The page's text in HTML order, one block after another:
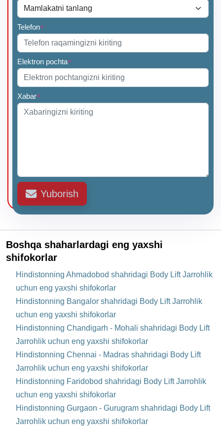
Telefon*
Elektron pochta*
Xabar*
Yuborish
Boshqa shaharlardagi eng yaxshi
shifokorlar
Hindistonning Ahmadobod shahridagi Body Lift Jarrohlik
uchun eng yaxshi shifokorlar
Hindistonning Bangalor shahridagi Body Lift Jarrohlik
uchun eng yaxshi shifokorlar
Hindistonning Chandigarh - Mohali shahridagi Body Lift
Jarrohlik uchun eng yaxshi shifokorlar
Hindistonning Chennai - Madras shahridagi Body Lift
Jarrohlik uchun eng yaxshi shifokorlar
Hindistonning Faridobod shahridagi Body Lift Jarrohlik
uchun eng yaxshi shifokorlar
Hindistonning Gurgaon - Gurugram shahridagi Body Lift
Jarrohlik uchun eng yaxshi shifokorlar